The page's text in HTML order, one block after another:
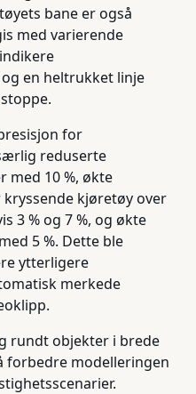
bane er også
med varierende
en heltrukket linje
for
reduserte
med 10 %, økte
kjøretøy over
3 % og 7 %, og økte
5 %. Dette ble
ytterligere
merkede
rundt objekter i brede
forbedre modelleringen